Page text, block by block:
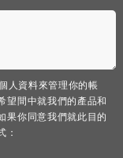
人資料來管理你的帳
望間中就我們的產品和
果你同意我們就此目的
：